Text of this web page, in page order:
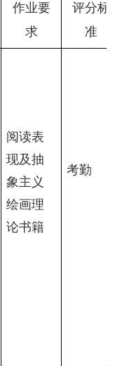
作业要
求
评分标
准
阅读表
现及抽
象主义
绘画理
论书籍
考勤